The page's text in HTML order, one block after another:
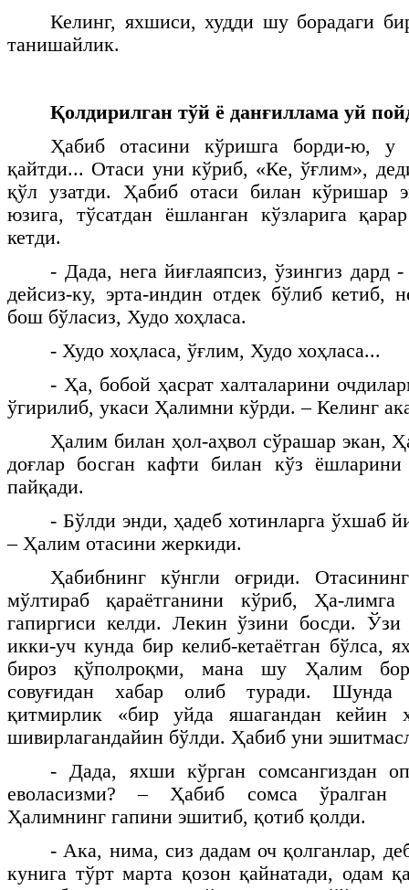
Келинг, яхшиси, худди шу борадаги
танишайлик.
Қолдирилган тўй ё данғиллама уй
Ҳабиб отасини кўришга борди-ю, у
қайтди... Отаси уни кўриб, «Ке, ўғлим»,
қўл узатди. Ҳабиб отаси билан кўришар
юзига, тўсатдан ёшланган кўзларига
кетди.
- Дада, нега йиғлаяпсиз, ўзингиз дард
дейсиз-ку, эрта-индин отдек бўлиб кетиб,
бош бўласиз, Худо хоҳласа.
- Худо хоҳласа, ўғлим, Худо хоҳласа...
- Ҳа, бобой ҳасрат халталарини
ўгирилиб, укаси Ҳалимни кўрди. – Келинг
Ҳалим билан ҳол-аҳвол сўрашар экан,
доғлар босган кафти билан кўз
пайқади.
- Бўлди энди, ҳадеб хотинларга ўхшаб
– Ҳалим отасини жеркиди.
Ҳабибнинг кўнгли оғриди.
мўлтираб қараётганини кўриб, Ҳа-
гапиргиси келди. Лекин ўзини босди.
икки-уч кунда бир келиб-кетаётган бўлса,
бироз қўполроқми, мана шу Ҳалим
совуғидан хабар олиб туради. Шунда
қитмирлик «бир уйда яшагандан кейин
шивирлагандайин бўлди. Ҳабиб уни
- Дада, яхши кўрган сомсангиздан
еволасизми? – Ҳабиб сомса ўралган
Ҳалимнинг гапини эшитиб, қотиб қолди.
- Ака, нима, сиз дадам оч қолганлар,
кунига тўрт марта қозон қайнатади, одам